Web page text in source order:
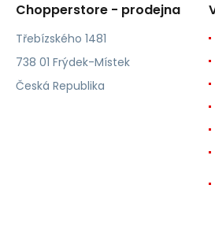
Chopperstore - prodejna
Třebízského 1481
738 01 Frýdek-Místek
Česká Republika